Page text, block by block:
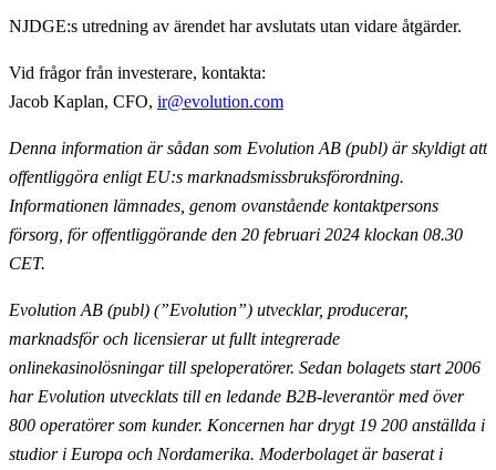
NJDGE:s utredning av ärendet har avslutats utan vidare åtgärder.
Vid frågor från investerare, kontakta:
Jacob Kaplan, CFO, ir@evolution.com
Denna information är sådan som Evolution AB (publ) är skyldigt att
offentliggöra enligt EU:s marknadsmissbruksförordning.
Informationen lämnades, genom ovanstående kontaktpersons
försorg, för offentliggörande den 20 februari 2024 klockan 08.30
CET.
Evolution AB (publ) (”Evolution”) utvecklar, producerar,
marknadsför och licensierar ut fullt integrerade
onlinekasinolösningar till speloperatörer. Sedan bolagets start 2006
har Evolution utvecklats till en ledande B2B-leverantör med över
800 operatörer som kunder. Koncernen har drygt 19 200 anställda i
studior i Europa och Nordamerika. Moderbolaget är baserat i